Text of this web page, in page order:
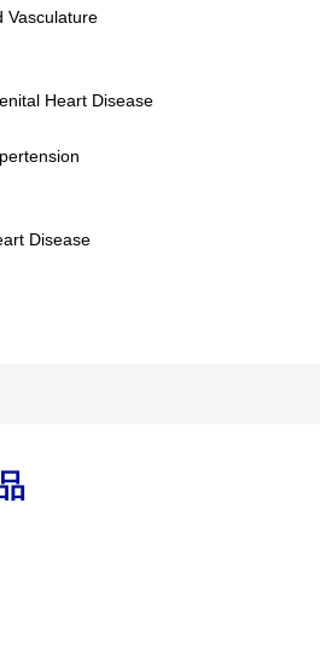
Vasculature
Heart Disease
Disease